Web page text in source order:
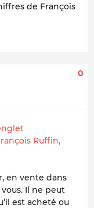
de François
0
Ruffin,
en vente dans
Il ne peut
est acheté ou